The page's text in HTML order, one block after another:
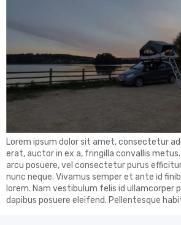
Lorem ipsum dolor sit amet, consectetur
erat, auctor in ex a, fringilla convallis
arcu posuere, vel consectetur purus
nunc neque. Vivamus semper et ante id
lorem. Nam vestibulum felis id ullamcorper
dapibus posuere eleifend. Pellentesque